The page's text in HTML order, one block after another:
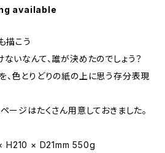
available
描こう
いなんて、誰が決めたのでしょう？
、色とりどりの紙の上に思う存分表現
ージはたくさん用意しておきました。
H210 × D21mm 550g